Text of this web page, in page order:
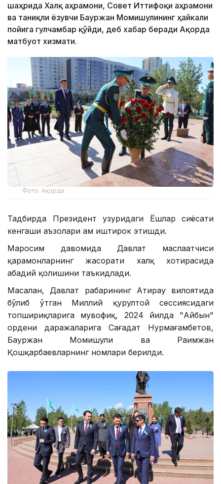
шаҳрида Халқ Қаҳрамони, Совет Иттифоқи Қаҳрамони
ва таниқли ёзувчи Бауржан Момишулининг ҳайкали
пойига гулчамбар қўйди, деб хабар беради Ақорда
матбуот хизмати.
Фото: Ақорда
Тадбирда Президент ҳузуридаги Ёшлар сиёсати
кенгаши аъзолари ҳам иштирок этишди.
Маросим давомида Давлат маслаҳатчиси
қаҳрамонларнинг жасорати халқ хотирасида
абадий қолишини таъкидлади.
Масалан, Давлат раҳбарининг Атирау вилоятида
бўлиб ўтган Миллий қурултой сессиясидаги
топшириқларига мувофиқ, 2024 йилда "Айбын"
ордени даражаларига Сағадат Нурмағамбетов,
Бауржан Момишули ва Раҳимжан
Қошқарбаевларнинг номлари берилди.